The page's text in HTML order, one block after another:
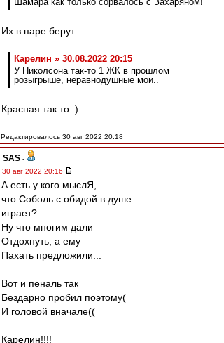
Их в паре берут.
Карелин » 30.08.2022 20:15
У Николсона так-то 1 ЖК в прошлом
розыгрыше, неравнодушные мои..
Красная так то :)
Редактировалось 30 авг 2022 20:18
SAS -
30 авг 2022 20:16
А есть у кого мыслЯ,
что Соболь с обидой в душе
играет?....
Ну что многим дали
Отдохнуть, а ему
Пахать предложили...
Вот и пеналь так
Бездарно пробил поэтому(
И головой вначале((
Карелин!!!!